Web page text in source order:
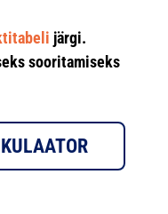
järgi.
sooritamiseks